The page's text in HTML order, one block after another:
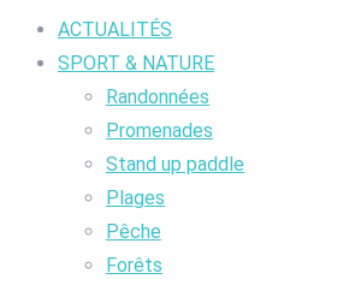
ACTUALITÉS
SPORT & NATURE
Randonnées
Promenades
Stand up paddle
Plages
Pêche
Forêts